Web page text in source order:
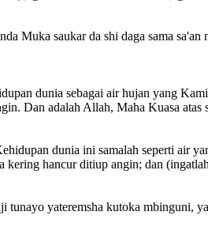
Muka saukar da shi daga sama
dunia sebagai air hujan yang
Dan adalah Allah, Maha Kuasa atas
dunia ini samalah seperti air
hancur ditiup angin; dan
yateremsha kutoka mbinguni,